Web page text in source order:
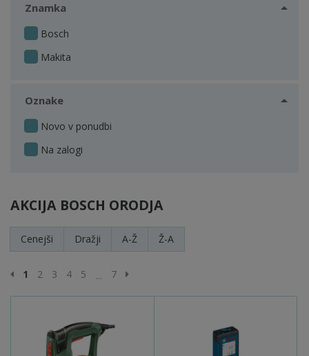
Znamka
Bosch
Makita
Oznake
Novo v ponudbi
Na zalogi
AKCIJA BOSCH ORODJA
Cenejši Dražji A-Ž Ž-A
Prejšnja stran
1 2 3 4 5 ... 7 Naslednja stran